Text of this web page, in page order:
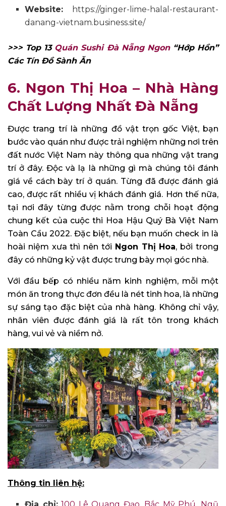
Website:
https://ginger-lime-halal-restaurant-
danang-vietnam.business.site/
>>> Top 13 Quán Sushi Đà Nẵng Ngon“Hớp Hồn”
Các Tín Đồ Sành Ăn
6. Ngon Thị Hoa – Nhà Hàng
Chất Lượng Nhất Đà Nẵng
Được trang trí là những đồ vật trọn gốc Việt, bạn
bước vào quán như được trải nghiệm những nơi trên
đất nước Việt Nam này thông qua những vật trang
trí ở đây. Độc và lạ là những gì mà chúng tôi đánh
giá về cách bày trí ở quán. Từng đã được đánh giá
cao, được rất nhiều vị khách đánh giá. Hơn thế nữa,
tại nơi đây từng được nằm trong chỗi hoạt động
chung kết của cuộc thi Hoa Hậu Quý Bà Việt Nam
Toàn Cầu 2022. Đặc biệt, nếu bạn muốn check in là
hoài niệm xưa thì nên tới Ngon Thị Hoa, bởi trong
đây có những kỷ vật được trưng bày mọi góc nhà.
Với đầu bếp có nhiều năm kinh nghiệm, mỗi một
món ăn trong thực đơn đều là nét tinh hoa, là những
sự sáng tạo đặc biệt của nhà hàng. Không chỉ vậy,
nhân viên được đánh giá là rất tôn trong khách
hàng, vui vẻ và niềm nở.
Thông tin liên hệ: